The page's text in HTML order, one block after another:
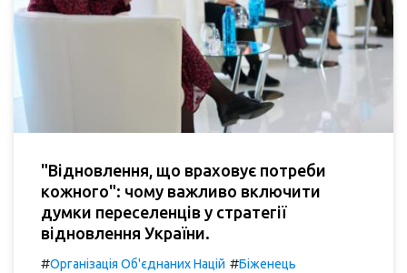
"Відновлення, що враховує потреби
кожного": чому важливо включити
думки переселенців у стратегії
відновлення України.
#Організація Об'єднаних Націй #Біженець